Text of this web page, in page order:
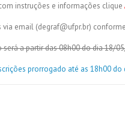
instruções e informações clique
via email (degraf@ufpr.br)
será a partir das 08h00 do dia 18/
prorrogado até as 18h00